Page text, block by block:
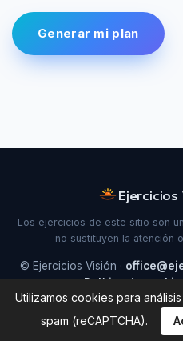
Generar mi plan
Ejercicios
Los ejercicios de este sitio son
no sustituyen la atención
© Ejercicios Visión ·
Política de cookies
Utilizamos cookies para
spam (reCAPTCHA).